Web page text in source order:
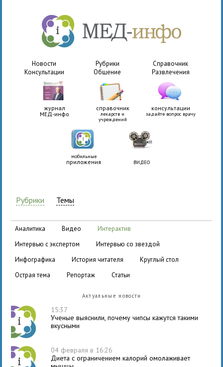
Новости Рубрики
Справочник
Консультации
Общение Развлечения
журнал
МЕД-инфо
справочник
лекарств и
учреждений
консультации
задайте вопрос врачу
мобильные
приложения ВИДЕО
Рубрики Темы
аналитика видео
интерактив
интервью с экспертом
интервью со звездой
инфографика
история читателя
круглый стол
острая тема
репортаж статьи
Актуальные новости
15:37
Ученые выяснили, почему чипсы кажутся такими
вкусными
04 февраля в 16:26
Диета с ограничением калорий омолаживает